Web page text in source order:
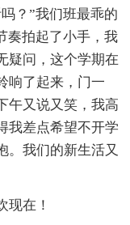
？”我们班最乖的
奏拍起了小手，我
问，这个学期在
了起来，门一
午又说又笑，我高
我差点希望不开学
。我们的新生活又
现在！